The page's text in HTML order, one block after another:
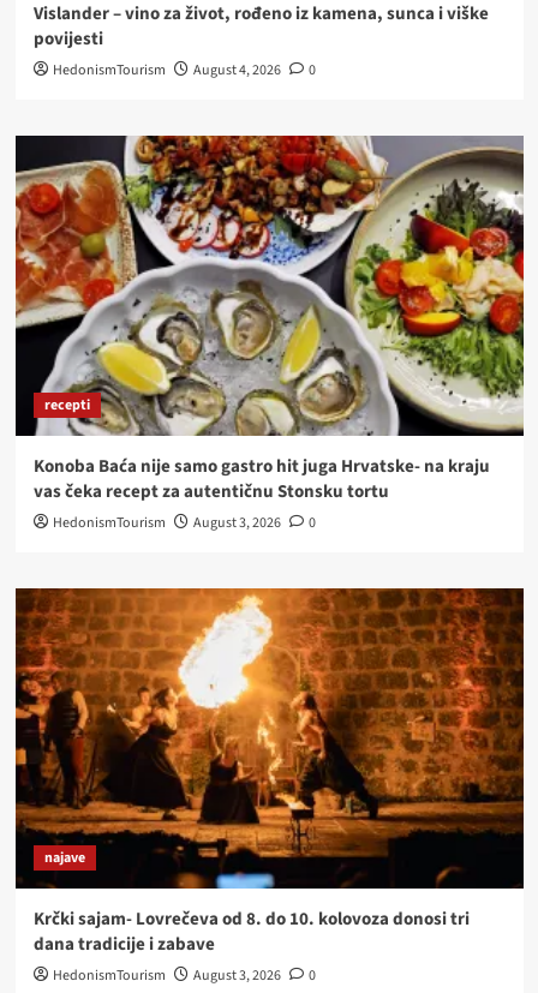
Vislander – vino za život, rođeno iz kamena, sunca i viške
povijesti
HedonismTourism August 4, 2026 0
recepti
Konoba Baća nije samo gastro hit juga Hrvatske- na kraju
vas čeka recept za autentičnu Stonsku tortu
HedonismTourism August 3, 2026 0
najave
Krčki sajam- Lovrečeva od 8. do 10. kolovoza donosi tri
dana tradicije i zabave
HedonismTourism August 3, 2026 0